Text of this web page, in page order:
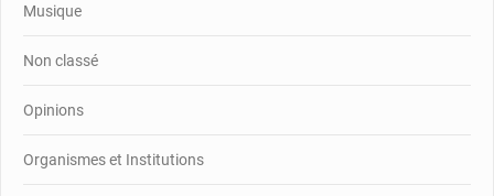
Musique
Non classé
Opinions
Organismes et Institutions